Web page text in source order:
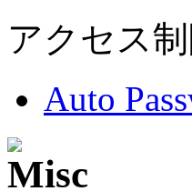
アクセス
Auto